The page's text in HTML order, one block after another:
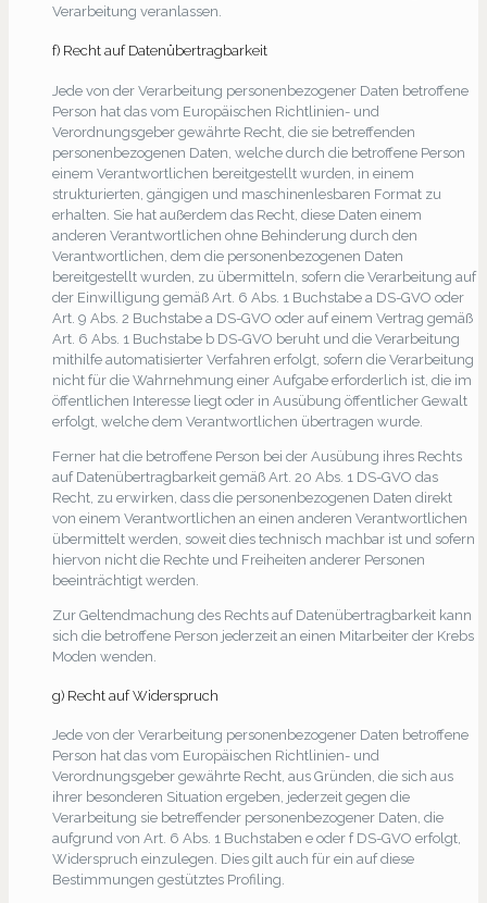
Verarbeitung veranlassen.
f) Recht auf Datenübertragbarkeit
Jede von der Verarbeitung personenbezogener Daten betroffene
Person hat das vom Europäischen Richtlinien- und
Verordnungsgeber gewährte Recht, die sie betreffenden
personenbezogenen Daten, welche durch die betroffene Person
einem Verantwortlichen bereitgestellt wurden, in einem
strukturierten, gängigen und maschinenlesbaren Format zu
erhalten. Sie hat außerdem das Recht, diese Daten einem
anderen Verantwortlichen ohne Behinderung durch den
Verantwortlichen, dem die personenbezogenen Daten
bereitgestellt wurden, zu übermitteln, sofern die Verarbeitung auf
der Einwilligung gemäß Art. 6 Abs. 1 Buchstabe a DS-GVO oder
Art. 9 Abs. 2 Buchstabe a DS-GVO oder auf einem Vertrag gemäß
Art. 6 Abs. 1 Buchstabe b DS-GVO beruht und die Verarbeitung
mithilfe automatisierter Verfahren erfolgt, sofern die Verarbeitung
nicht für die Wahrnehmung einer Aufgabe erforderlich ist, die im
öffentlichen Interesse liegt oder in Ausübung öffentlicher Gewalt
erfolgt, welche dem Verantwortlichen übertragen wurde.
Ferner hat die betroffene Person bei der Ausübung ihres Rechts
auf Datenübertragbarkeit gemäß Art. 20 Abs. 1 DS-GVO das
Recht, zu erwirken, dass die personenbezogenen Daten direkt
von einem Verantwortlichen an einen anderen Verantwortlichen
übermittelt werden, soweit dies technisch machbar ist und sofern
hiervon nicht die Rechte und Freiheiten anderer Personen
beeinträchtigt werden.
Zur Geltendmachung des Rechts auf Datenübertragbarkeit kann
sich die betroffene Person jederzeit an einen Mitarbeiter der Krebs
Moden wenden.
g) Recht auf Widerspruch
Jede von der Verarbeitung personenbezogener Daten betroffene
Person hat das vom Europäischen Richtlinien- und
Verordnungsgeber gewährte Recht, aus Gründen, die sich aus
ihrer besonderen Situation ergeben, jederzeit gegen die
Verarbeitung sie betreffender personenbezogener Daten, die
aufgrund von Art. 6 Abs. 1 Buchstaben e oder f DS-GVO erfolgt,
Widerspruch einzulegen. Dies gilt auch für ein auf diese
Bestimmungen gestütztes Profiling.